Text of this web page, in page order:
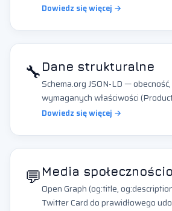
Dowiedz się więcej →
🔧 Dane strukturalne
Schema.org JSON-LD —
wymaganych właściwości
Dowiedz się więcej →
💬 Media
Open Graph (og:title,
Twitter Card do prawidłowego